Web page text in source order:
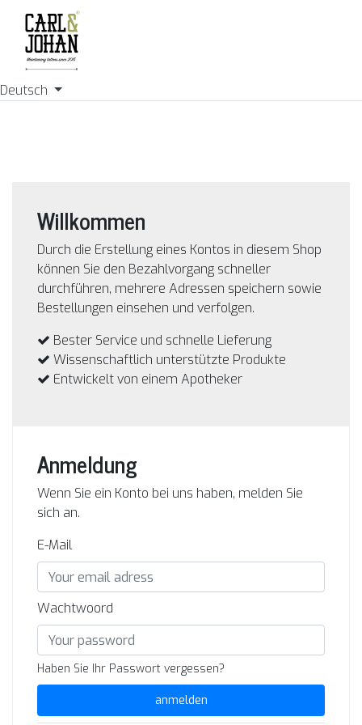
Deutsch
Willkommen
Durch die Erstellung eines Kontos in diesem Shop
können Sie den Bezahlvorgang schneller
durchführen, mehrere Adressen speichern sowie
Bestellungen einsehen und verfolgen.
Bester Service und schnelle Lieferung
Wissenschaftlich unterstützte Produkte
Entwickelt von einem Apotheker
Anmeldung
Wenn Sie ein Konto bei uns haben, melden Sie
sich an.
E-Mail
Wachtwoord
Haben Sie Ihr Passwort vergessen?
anmelden